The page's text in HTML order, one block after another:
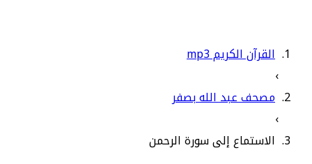
القرآن الكريم mp3
›
مصحف عبد الله بصفر
›
الاستماع إلى سورة الرحمن